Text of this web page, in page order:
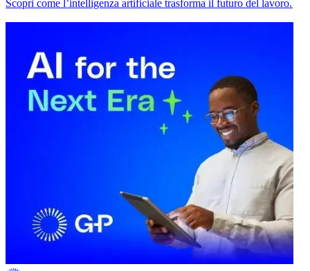
Scopri come l’intelligenza artificiale trasforma il futuro del lavoro.​​